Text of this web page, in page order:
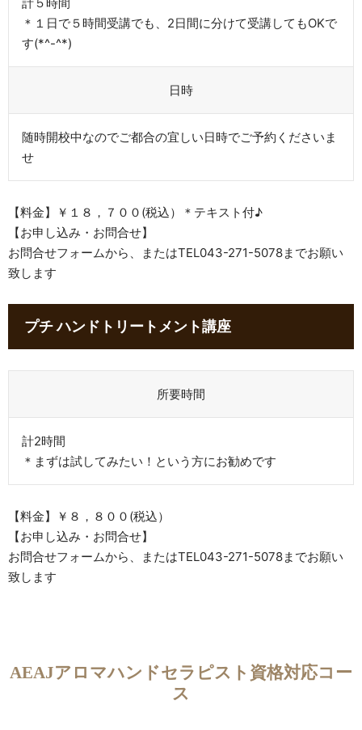
＊１日で５時間受講でも、2日間に分けて受講してもOKで
す(*^-^*)
日時
​随時開校中なのでご都合の宜しい日時でご予約くださいま
せ
【料金】￥１８，７００(税込）＊テキスト付♪
【お申し込み・お問合せ】
お問合せフォームから、またはTEL043-271-5078までお願い
致します
プチ ハンドトリートメント講座
所要時間
​計2時間
＊まずは試してみたい！という方にお勧めです
【料金】￥８，８００(税込）
【お申し込み・お問合せ】
お問合せフォームから、またはTEL043-271-5078までお願い
致します
AEAJアロマハンドセラピスト資格対応コー
ス